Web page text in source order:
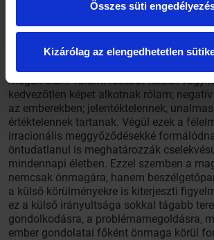
Összes süti
Kizárólag az elengedhetetlen
figyelme befelé, önmagára irányul, míg a
kifelé. A befelé irányuló figyelem azt
az izgatottságom? Szégyent fogok
hogy ezek a kérdések számos félelem
maguk után: valami rosszat teszek vagy
kedvezőtlen képet alkotnak rólam;
az emberekben; jelentéktelennek,
értéktelennek tartanak. Végül ezek a
irracionális meggyőződésekké
öntudatlanul is meghatározzák
mindennapi életben. Ezzel szemben a
nemcsak önmagára, hanem
a külső körülményekre is kiterjeszti
ez a külső irányultsága sokkal tágabb
gondolkodásra, a problémamegoldásra,
ember gondolatai főként önmaga körül